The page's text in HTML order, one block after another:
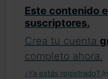
Este contenido
suscriptores.
Crea tu cuenta
completo ahora.
¿Ya estás registrado?